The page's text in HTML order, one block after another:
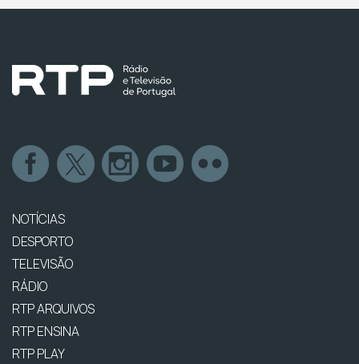
NOTÍCIAS
DESPORTO
TELEVISÃO
RÁDIO
RTP ARQUIVOS
RTP ENSINA
RTP PLAY